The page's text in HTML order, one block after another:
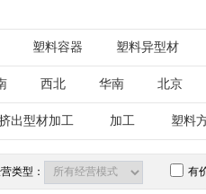
塑料容器 塑料异型材
西北 华南 北京
山东 安徽 浙江 福
甘肃 青海 宁夏
出型材加工 加工 塑料
类型： 有